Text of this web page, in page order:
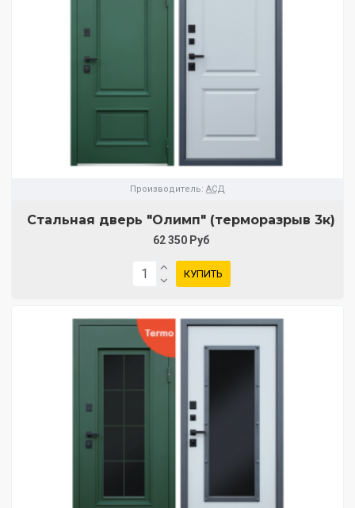
Производитель: АСД
Стальная дверь "Олимп" (терморазрыв 3к)
62 350 Руб
КУПИТЬ